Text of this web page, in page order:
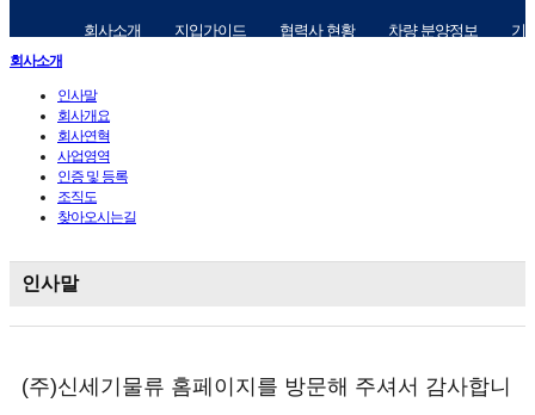
회사소개 지입가이드 협력사 현황 차량 분양정보 기
회사소개
인사말
회사개요
회사연혁
사업영역
인증 및 등록
조직도
찾아오시는길
인사말
(주)신세기물류 홈페이지를 방문해 주셔서 감사합니